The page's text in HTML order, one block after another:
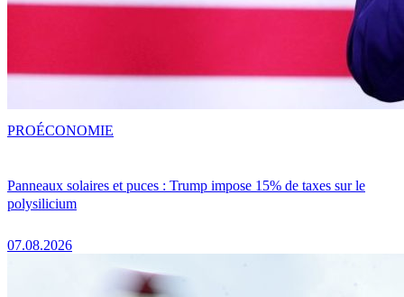
Panneaux solaires et puces : Trump impose 15% de taxes sur le
polysilicium
07.08.2026
PROÉCONOMIE